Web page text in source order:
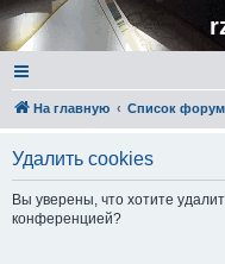
На главную Список
Удалить cookies
Вы уверены, что хотите
конференцией?